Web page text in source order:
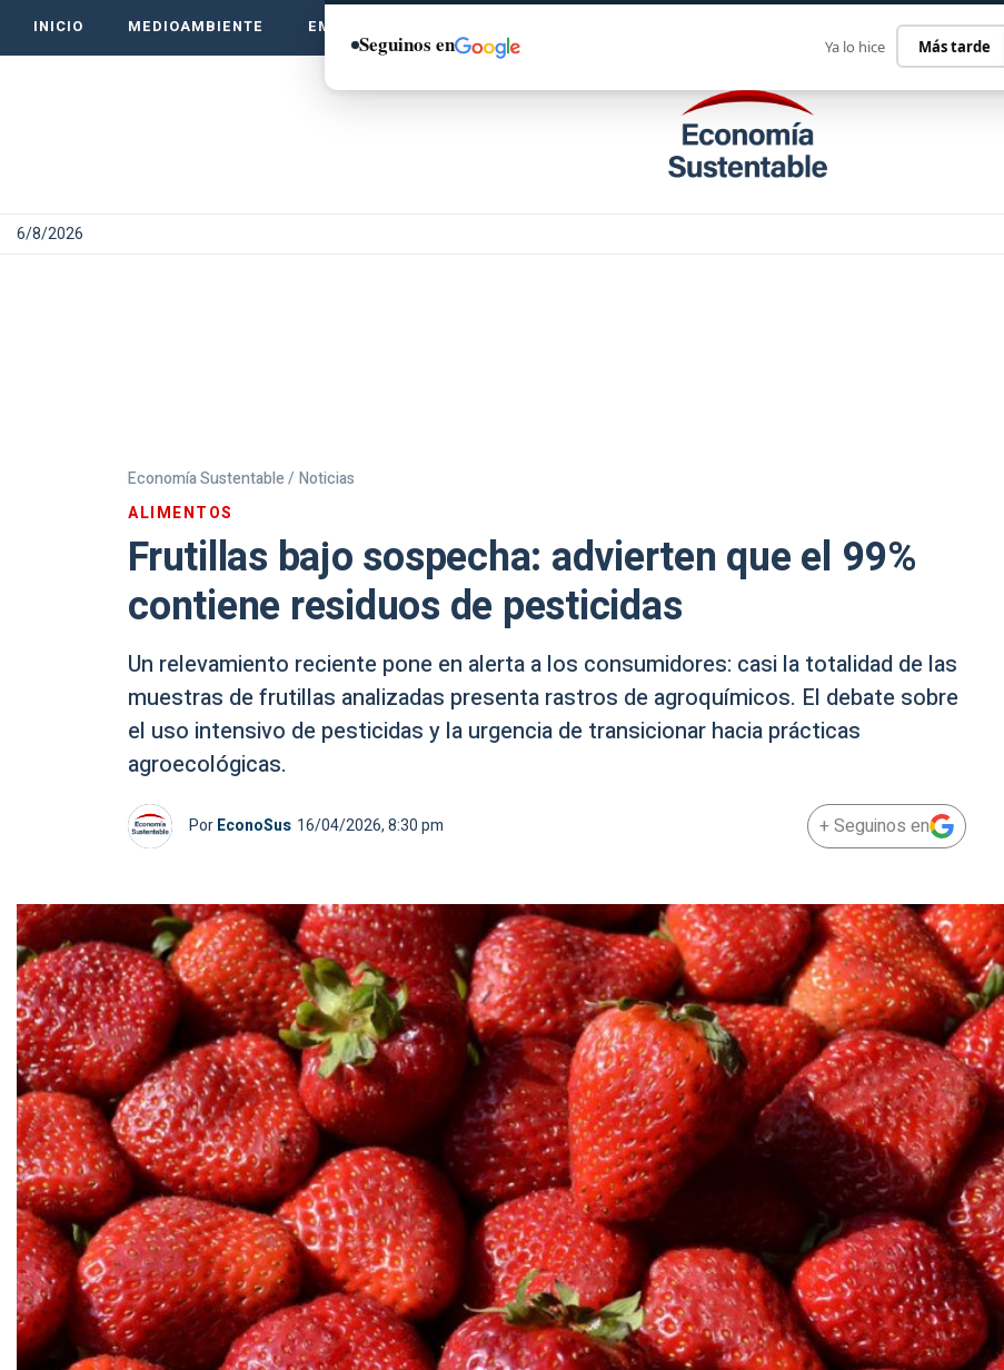
INICIO MEDIOAMBIENTE EMPRENDE VERDE CONTACTO
6/8/2026
Economía Sustentable / Noticias
ALIMENTOS
Frutillas bajo sospecha: advierten que el 99%
contiene residuos de pesticidas
Un relevamiento reciente pone en alerta a los consumidores: casi la totalidad de las
muestras de frutillas analizadas presenta rastros de agroquímicos. El debate sobre
el uso intensivo de pesticidas y la urgencia de transicionar hacia prácticas
agroecológicas.
PorEconoSus 16/04/2026, 8:30 pm + Seguinos en
Seguinos en Ya lo hice Más tarde